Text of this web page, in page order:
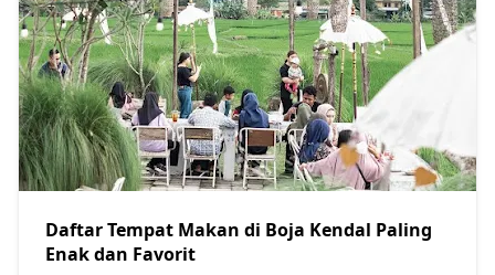
Daftar Tempat Makan di Boja Kendal Paling
Enak dan Favorit